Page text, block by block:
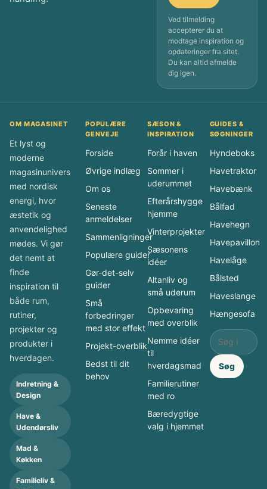
Ved tilmelding
accepterer du at
modtage inspiration og
opdateringer fra sitet.
Du kan altid afmelde
dig igen.
OM MAGASINET
Et lyst og
moderne
magasinunivers
med nordisk
energi, hvor
æstetik og
anvendelighed
mødes. Vi gør
det nemt at
finde
inspiration til
både rum,
rutiner,
projekter og
produkter i
hverdagen.
Indretning &
Design
Have &
Udendørsliv
Mad &
Køkken
Familieliv &
POPULÆRE
GENVEJE
Forside
Øvrige indlæg
Om os
Seneste
anmeldelser
Sammenligninger
Populære guider
Gør-det-selv
guider
Små
forbedringer
med stor effekt
Projekt-overblik
Bedst til dit
behov
SÆSON &
INSPIRATION
Forår i haven
Sommer i
uderummet
Efterårshygge
hjemme
Vinterprojekter
Sæsonens
idéer
Altanliv og
små uderum
Opbevaring
med overblik
Nemme idéer
til
hverdagsmad
Familierutiner
med ro
Bæredygtige
valg i hjemmet
GUIDES &
SØGNINGER
Hyndeboks
Havetraktor
Havebænk
Bålfad
Havehegn
Havepavillon
Havelåge
Bålsted
Haveslange
Hængesofa
Søg